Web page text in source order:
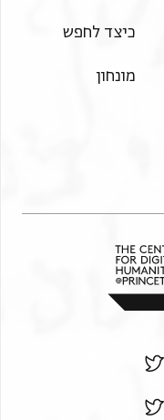
כיצד לחפש
מונחון